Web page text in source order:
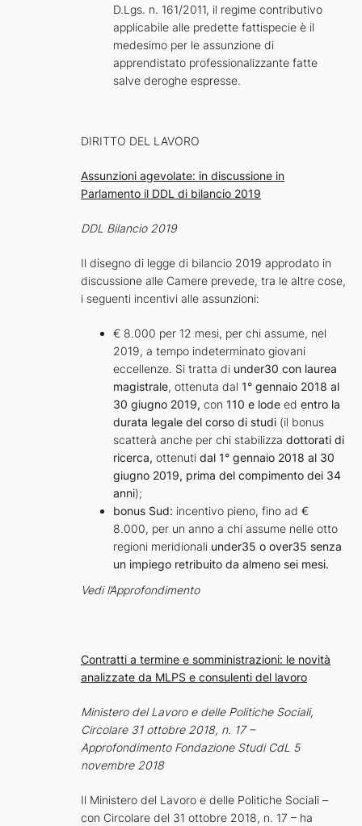
D.Lgs. n. 161/2011, il regime contributivo
applicabile alle predette fattispecie è il
medesimo per le assunzione di
apprendistato professionalizzante fatte
salve deroghe espresse.
DIRITTO DEL LAVORO
Assunzioni agevolate: in discussione in
Parlamento il DDL di bilancio 2019
DDL Bilancio 2019
Il disegno di legge di bilancio 2019 approdato in
discussione alle Camere prevede, tra le altre cose,
i seguenti incentivi alle assunzioni:
€ 8.000 per 12 mesi, per chi assume, nel
2019, a tempo indeterminato giovani
eccellenze. Si tratta di under30 con laurea
magistrale, ottenuta dal 1° gennaio 2018 al
30 giugno 2019, con 110 e lode ed entro la
durata legale del corso di studi (il bonus
scatterà anche per chi stabilizza dottorati di
ricerca, ottenuti dal 1° gennaio 2018 al 30
giugno 2019, prima del compimento dei 34
anni);
bonus Sud: incentivo pieno, fino ad €
8.000, per un anno a chi assume nelle otto
regioni meridionali under35 o over35 senza
un impiego retribuito da almeno sei mesi.
Vedi l’Approfondimento
Contratti a termine e somministrazioni: le novità
analizzate da MLPS e consulenti del lavoro
Ministero del Lavoro e delle Politiche Sociali,
Circolare 31 ottobre 2018, n. 17 –
Approfondimento Fondazione Studi CdL 5
novembre 2018
Il Ministero del Lavoro e delle Politiche Sociali –
con Circolare del 31 ottobre 2018, n. 17 – ha